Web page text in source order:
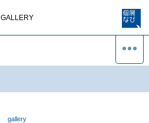
GALLERY
gallery